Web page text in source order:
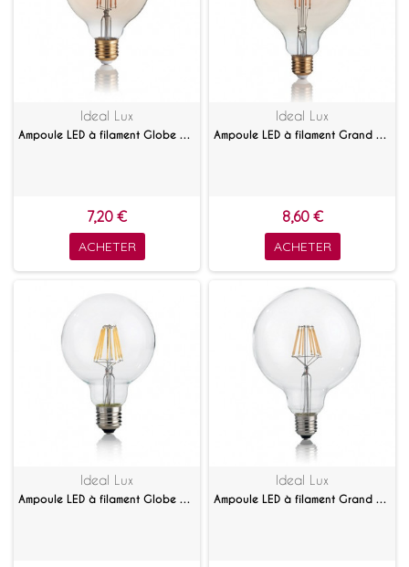
Ideal Lux
Ampoule LED à filament Globe 4 W Ambrée
7,20 €
ACHETER
Ideal Lux
Ampoule LED à filament Grand globe 4 W Ambrée
8,60 €
ACHETER
Ideal Lux
Ampoule LED à filament Globe 8 W
Ideal Lux
Ampoule LED à filament Grand globe 8 W